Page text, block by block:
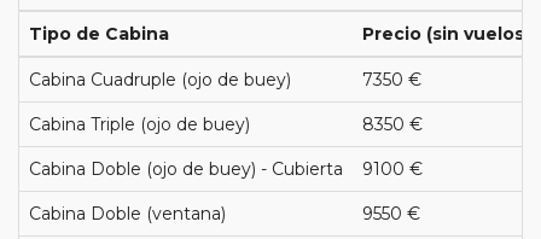
Tipo de Cabina Precio (sin vuelos)
Cabina Cuadruple (ojo de buey) 7350 €
Cabina Triple (ojo de buey) 8350 €
Cabina Doble (ojo de buey) - Cubierta 9100 €
Cabina Doble (ventana) 9550 €